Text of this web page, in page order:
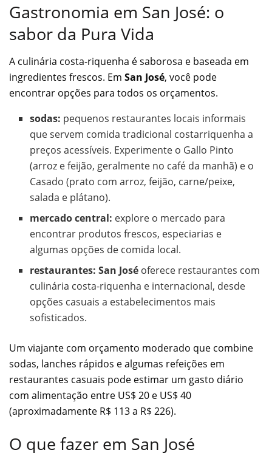
Gastronomia em San José: o
sabor da Pura Vida
A culinária costa-riquenha é saborosa e baseada em
ingredientes frescos. Em San José, você pode
encontrar opções para todos os orçamentos.
sodas: pequenos restaurantes locais informais
que servem comida tradicional costarriquenha a
preços acessíveis. Experimente o Gallo Pinto
(arroz e feijão, geralmente no café da manhã) e o
Casado (prato com arroz, feijão, carne/peixe,
salada e plátano).
mercado central: explore o mercado para
encontrar produtos frescos, especiarias e
algumas opções de comida local.
restaurantes: San José oferece restaurantes com
culinária costa-riquenha e internacional, desde
opções casuais a estabelecimentos mais
sofisticados.
Um viajante com orçamento moderado que combine
sodas, lanches rápidos e algumas refeições em
restaurantes casuais pode estimar um gasto diário
com alimentação entre US$ 20 e US$ 40
(aproximadamente R$ 113 a R$ 226).
O que fazer em San José